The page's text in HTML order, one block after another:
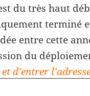
du très haut
terminé
entre cette
du
et d’entrer